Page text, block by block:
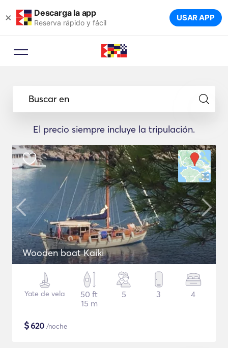
× Descarga la app
Reserva rápido y fácil USAR APP
Buscar en
El precio siempre incluye la tripulación.
Wooden boat Kaiki
Yate de vela
50 ft
15 m
5 3 4
$620 /noche